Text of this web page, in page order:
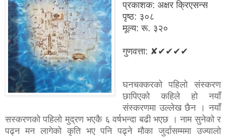
प्रकाशक: अक्षर क्रिएसन्स
पृष्ठ: ३०८
मूल्य: रू. ३२०
गुणवत्ता: ✘✔✔✔✔
घनचक्करको पहिलो संस्करण
छापिएको कहिले हो नयाँ
संस्करणमा उल्लेख छैन । नयाँ
सस्करणको पहिलो मुद्रण भएकै ६ वर्षभन्दा बढी भएछ । नाम सुनेको र
पढ्न मन लागेको कृति भए पनि पढ्ने मौका जुर्दासम्ममा उज्यालो